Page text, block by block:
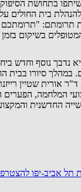
בתחושת
בית החולים
תרומתם:
בשיקום
נדבך נוסף וחדש
במהלך סיורו בבית
אורית שטיין
המלחמה, הפערים
החדשנית
תל אביב-יפו